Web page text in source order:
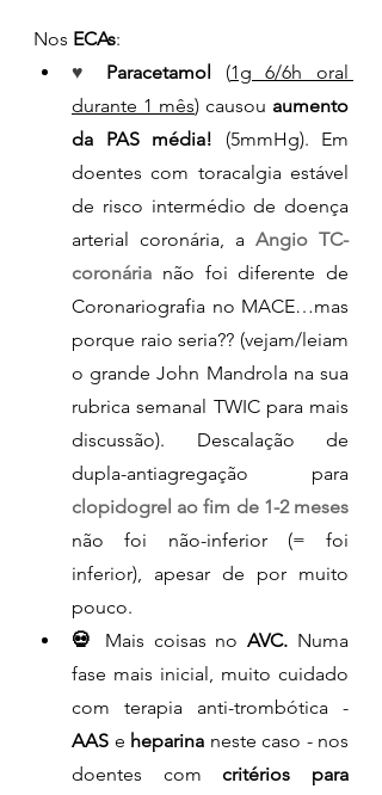
Nos ECAs:
♥ Paracetamol (1g 6/6h oral
durante 1 mês) causou aumento
da PAS média! (5mmHg). Em
doentes com toracalgia estável
de risco intermédio de doença
arterial coronária, a Angio TC-
coronária não foi diferente de
Coronariografia no MACE…mas
porque raio seria?? (vejam/leiam
o grande John Mandrola na sua
rubrica semanal TWIC para mais
discussão). Descalação de
clopidogrel ao fim de 1-2 meses
não foi não-inferior (= foi
inferior), apesar de por muito
pouco.
💀 Mais coisas no AVC. Numa
fase mais inicial, muito cuidado
AAS e heparina neste caso - nos
doentes com critérios para